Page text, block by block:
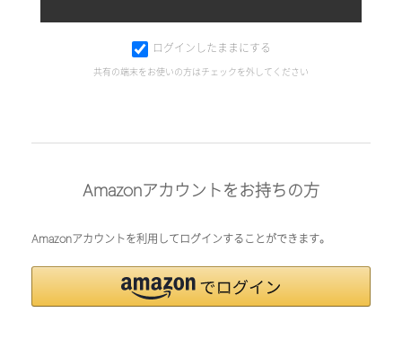
ログインしたままにする
共有の端末をお使いの方はチェックを外してください
Amazonアカウントをお持ちの方
Amazonアカウントを利用してログインすることができます。